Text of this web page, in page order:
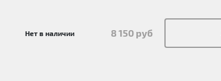
Нет в наличии 8 150 руб